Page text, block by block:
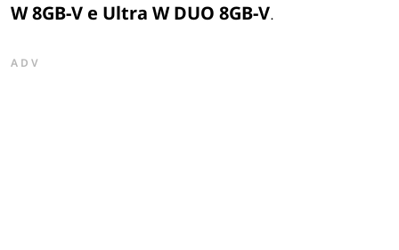
W 8GB-V e Ultra W DUO 8GB-V.
ADV